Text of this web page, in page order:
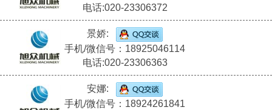
电话:020-23306372
景娇:
手机/微信号：18925046114
电话:020-23306363
安娜:
手机/微信号：18924261841